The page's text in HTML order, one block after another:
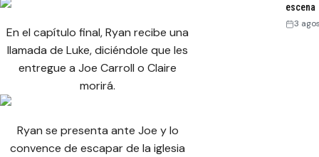
En el capítulo final, Ryan recibe una
llamada de Luke, diciéndole que les
entregue a Joe Carroll o Claire
morirá.
Ryan se presenta ante Joe y lo
convence de escapar de la iglesia
escena
3